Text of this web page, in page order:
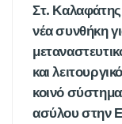
Στ.
νέα συνθήκη
και λειτουργικό
κοινό σύστημα
ασύλου στην